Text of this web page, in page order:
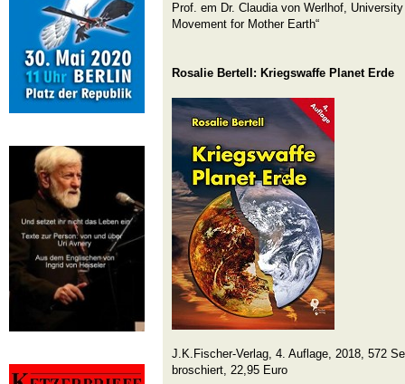
Prof. em Dr. Claudia von Werlhof,
Movement for Mother Earth“
Rosalie Bertell: Kriegswaffe Planet Erde
J.K.Fischer-Verlag, 4. Auflage, 2018, 572
broschiert, 22,95 Euro